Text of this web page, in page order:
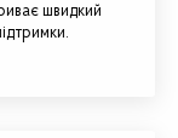
швидкий